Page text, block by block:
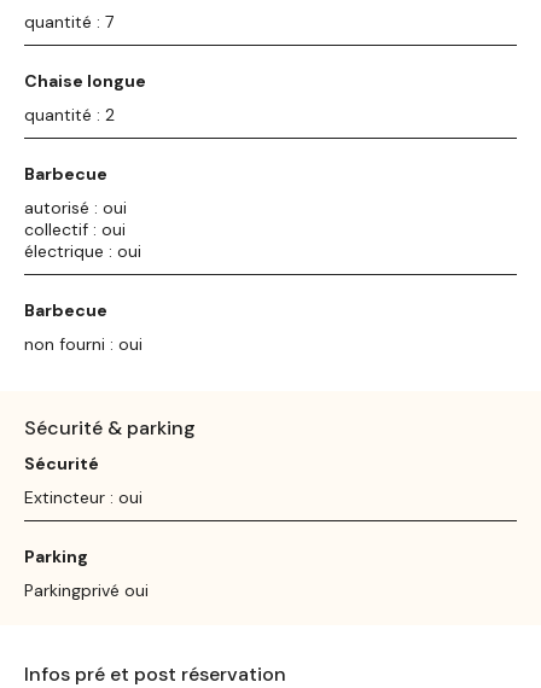
quantité : 7
Chaise longue
quantité : 2
Barbecue
autorisé : oui
collectif : oui
électrique : oui
Barbecue
non fourni : oui
Sécurité & parking
Sécurité
Extincteur : oui
Parking
Parkingprivé oui
Infos pré et post réservation